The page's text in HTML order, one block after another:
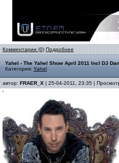
Комментарии (0) Подробнее
Yahel - The Yahel Show April 2011 Incl DJ
Категория: Yahel
автор: FRAER_X | 25-04-2011, 23:35 |